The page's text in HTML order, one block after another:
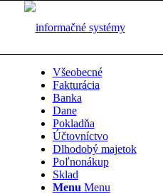
Všeobecné
Fakturácia
Banka
Dane
Pokladňa
Účtovníctvo
Dlhodobý majetok
Poľnonákup
Sklad
Menu Menu